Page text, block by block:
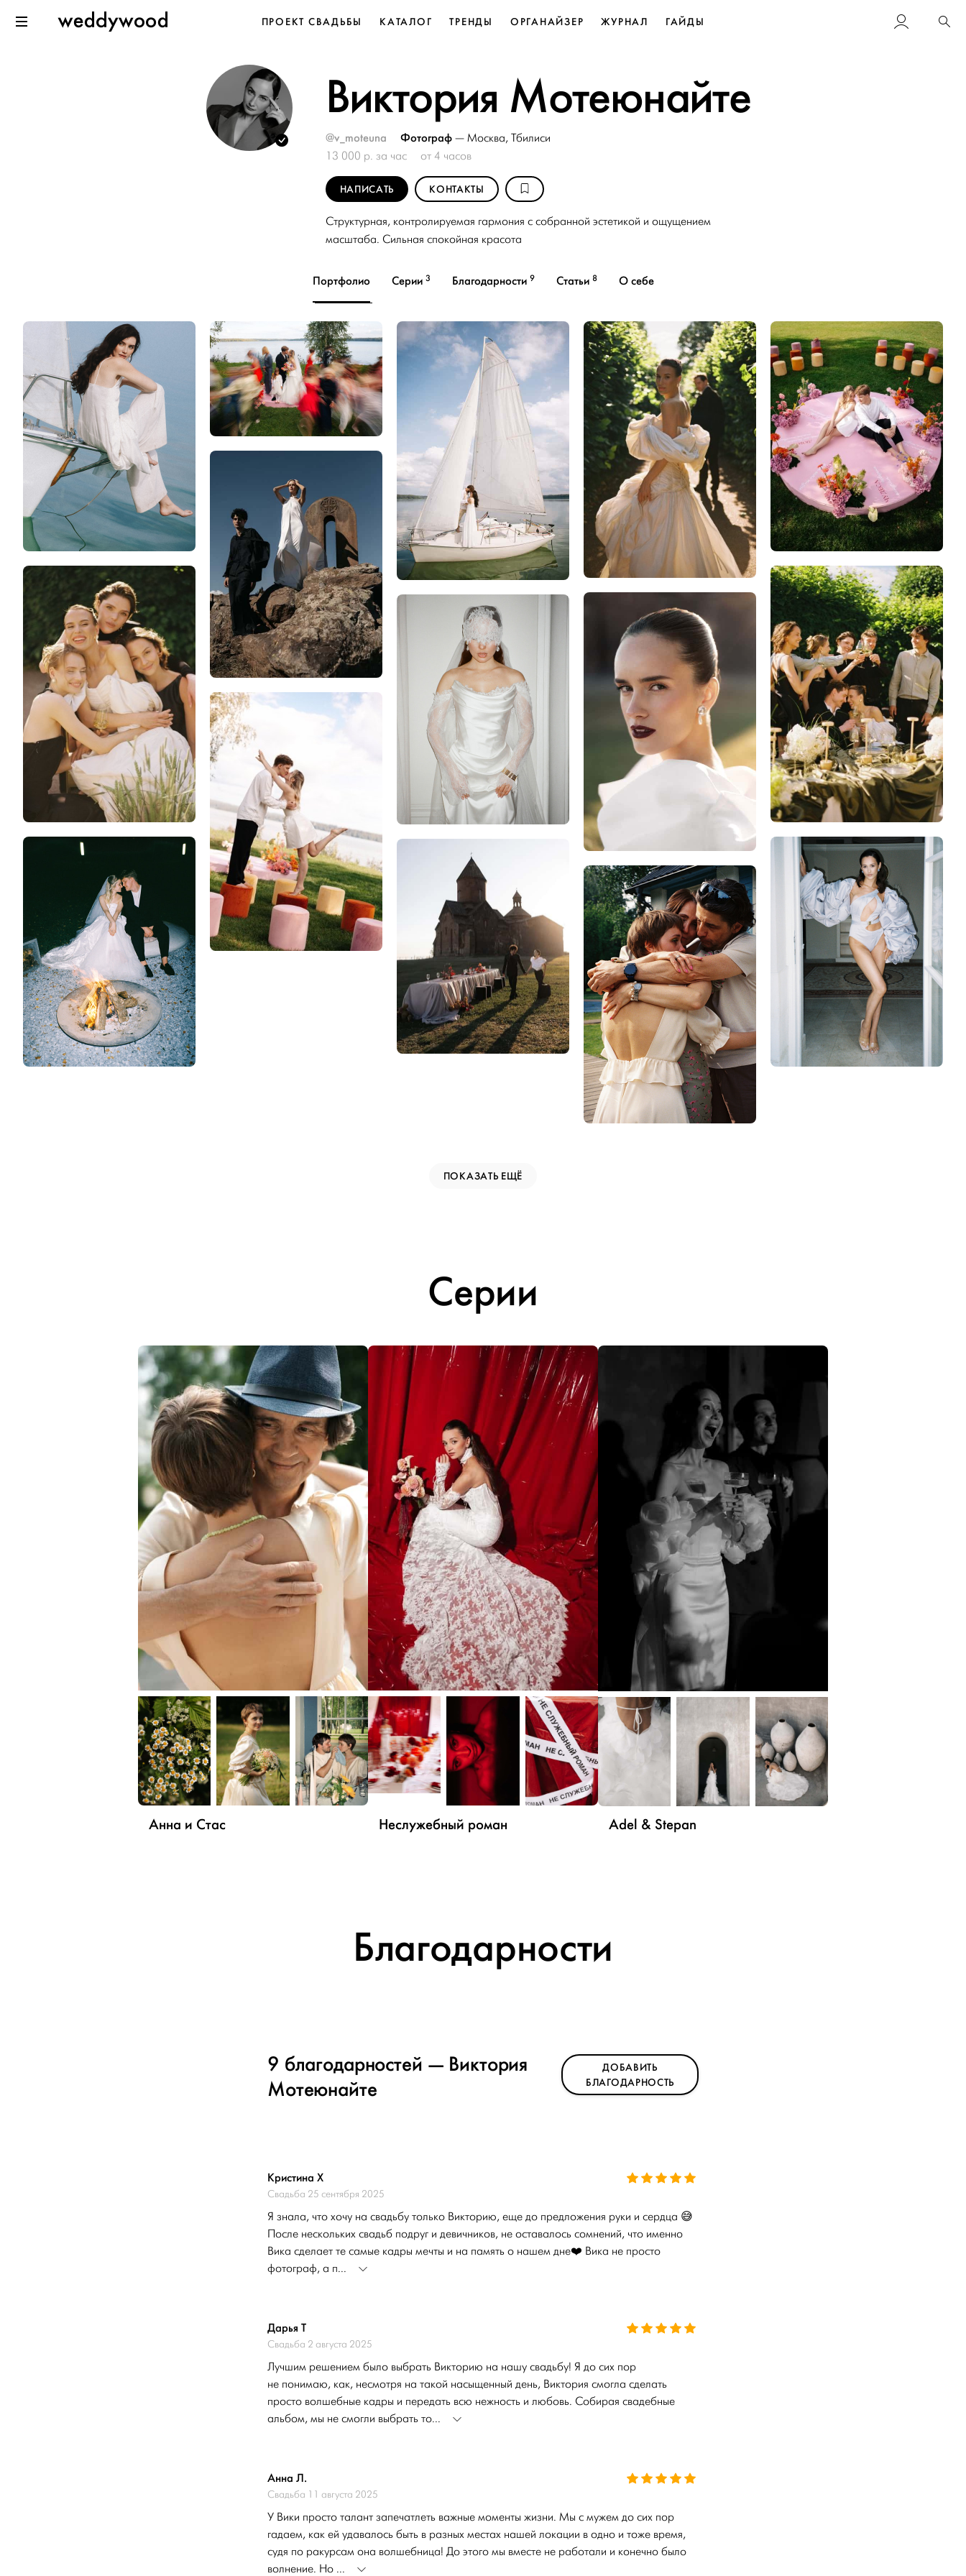
к содержанию
WeddywoodПРОЕКТ СВАДЬБЫ КАТАЛОГ ТРЕНДЫ ОРГАНАЙЗЕР ЖУРНАЛ ГАЙДЫ
Виктория Мотеюнайте
@v_moteuna Фотограф — Москва, Тбилиси
13 000 р. за час
от 4 часов
НАПИСАТЬ КОНТАКТЫ
Структурная, контролируемая гармония с собранной эстетикой и ощущением
масштаба. Сильная спокойная красота
Портфолио Серии 3 Благодарности 9 Статьи 8 О себе
ПОКАЗАТЬ ЕЩЁ
Серии
Анна и Стас Неслужебный роман Adel & Stepan
Благодарности
9 благодарностей — Виктория
Мотеюнайте
ДОБАВИТЬ
БЛАГОДАРНОСТЬ
Кристина Х
Свадьба 25 сентября 2025
Я знала, что хочу на свадьбу только Викторию, еще до предложения руки и сердца 😅
После нескольких свадьб подруг и девичников, не оставалось сомнений, что именно
Вика сделает те самые кадры мечты и на память о нашем дне❤️ Вика не просто
фотограф, а п...
Дарья Т
Свадьба 2 августа 2025
Лучшим решением было выбрать Викторию на нашу свадьбу! Я до сих пор
не понимаю, как, несмотря на такой насыщенный день, Виктория смогла сделать
просто волшебные кадры и передать всю нежность и любовь. Собирая свадебные
альбом, мы не смогли выбрать то...
Анна Л.
Свадьба 11 августа 2025
У Вики просто талант запечатлеть важные моменты жизни. Мы с мужем до сих пор
гадаем, как ей удавалось быть в разных местах нашей локации в одно и тоже время,
судя по ракурсам она волшебница! До этого мы вместе не работали и конечно было
волнение. Но ...